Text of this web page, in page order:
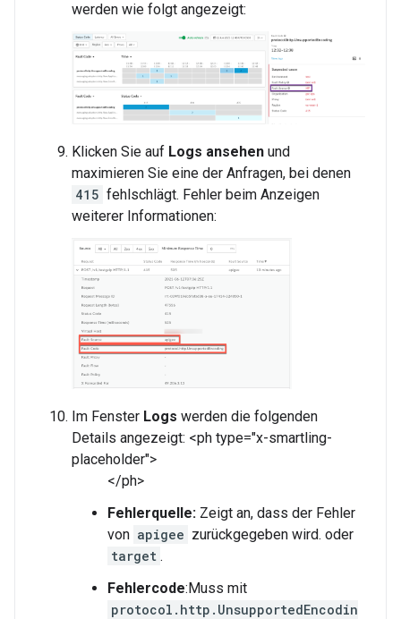
werden wie folgt angezeigt:
Klicken Sie auf Logs ansehen und
maximieren Sie eine der Anfragen, bei denen
415 fehlschlägt. Fehler beim Anzeigen
weiterer Informationen:
Im Fenster Logs werden die folgenden
Details angezeigt: <ph type="x-smartling-
placeholder">
</ph>
Fehlerquelle: Zeigt an, dass der Fehler
von apigee zurückgegeben wird. oder
target .
Fehlercode:Muss mit
protocol.http.UnsupportedEncodin